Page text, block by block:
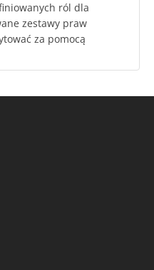
ról dla
zestawy praw
za pomocą